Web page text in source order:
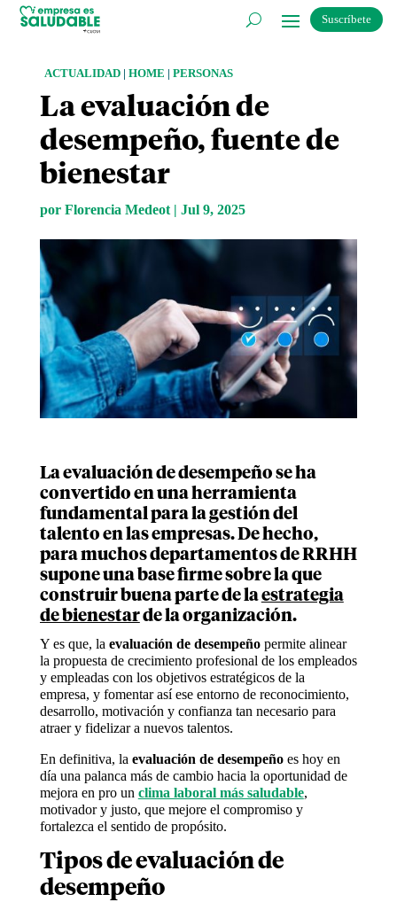
Suscríbete
ACTUALIDAD| HOME PERSONAS
La evaluación de
desempeño, fuente de
bienestar
por Florencia Medeot| Jul 9, 2025
Laevaluación de desempeño se ha
convertido en una herramienta
fundamental para la gestión del
talento en las empresas. De hecho,
para muchos departamentos de RRHH
supone una base firme sobre la que
construir buena parte de laestrategia
de bienestarde la organización.
Y es que, la evaluación de desempeñopermite alinear
la propuesta de crecimiento profesional de los empleados
y empleadas con los objetivos estratégicos de la
empresa, y fomentar así ese entorno de reconocimiento,
desarrollo, motivación y confianza tan necesario para
atraer y fidelizar a nuevos talentos.
En definitiva, la evaluación de desempeñoes hoy en
día una palanca más de cambio hacia la oportunidad de
mejora en pro un clima laboral más saludable,
motivador y justo, que mejore el compromiso y
fortalezca el sentido de propósito.
Tipos de evaluación de
desempeño